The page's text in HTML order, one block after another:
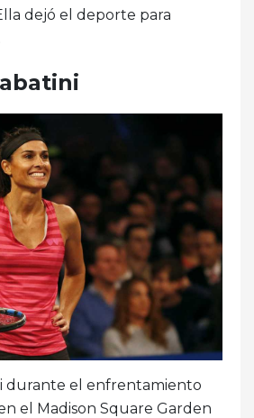
dejó el deporte para
durante el enfrentamiento
el Madison Square Garden